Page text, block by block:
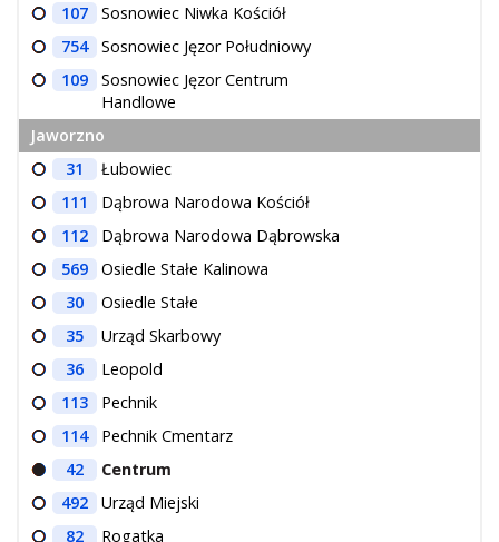
107
Sosnowiec Niwka Kościół
754
Sosnowiec Jęzor Południowy
109
Sosnowiec Jęzor Centrum
Handlowe
Jaworzno
31
Łubowiec
111
Dąbrowa Narodowa Kościół
112
Dąbrowa Narodowa Dąbrowska
569
Osiedle Stałe Kalinowa
30
Osiedle Stałe
35
Urząd Skarbowy
36
Leopold
113
Pechnik
114
Pechnik Cmentarz
42
Centrum
492
Urząd Miejski
82
Rogatka